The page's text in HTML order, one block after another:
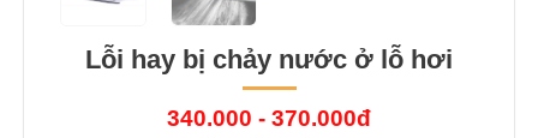
Lỗi hay bị chảy nước ở lỗ hơi
340.000 - 370.000đ